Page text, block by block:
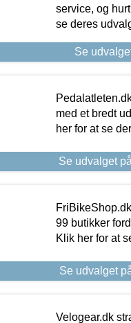
service, og
se deres
Se
med et bredt
her for at se
Se udvalget
99 butikker
Klik her for at
Se udvalget
Velogear.dk